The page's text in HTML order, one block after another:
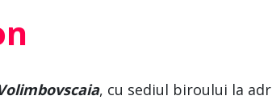
, cu sediul biroului la